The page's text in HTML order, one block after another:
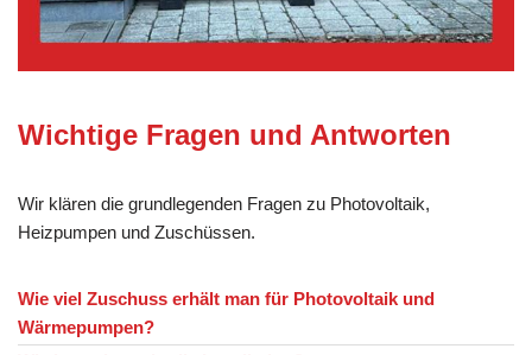
Wichtige Fragen und Antworten
Wir klären die grundlegenden Fragen zu Photovoltaik,
Heizpumpen und Zuschüssen.
Wie viel Zuschuss erhält man für Photovoltaik und
Wärmepumpen?